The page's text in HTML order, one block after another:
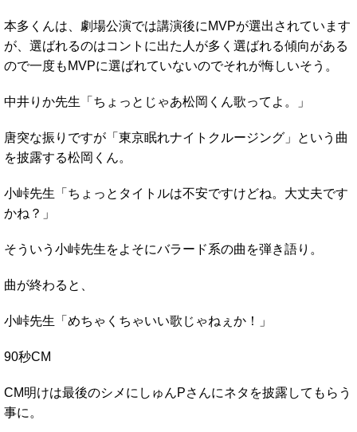
本多くんは、劇場公演では講演後にMVPが選出されています
が、選ばれるのはコントに出た人が多く選ばれる傾向がある
ので一度もMVPに選ばれていないのでそれが悔しいそう。
中井りか先生「ちょっとじゃあ松岡くん歌ってよ。」
唐突な振りですが「東京眠れナイトクルージング」という曲
を披露する松岡くん。
小峠先生「ちょっとタイトルは不安ですけどね。大丈夫です
かね？」
そういう小峠先生をよそにバラード系の曲を弾き語り。
曲が終わると、
小峠先生「めちゃくちゃいい歌じゃねぇか！」
90秒CM
CM明けは最後のシメにしゅんPさんにネタを披露してもらう
事に。